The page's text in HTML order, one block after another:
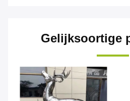
Gelijksoortige